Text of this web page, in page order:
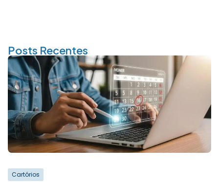
Posts Recentes
Cartórios